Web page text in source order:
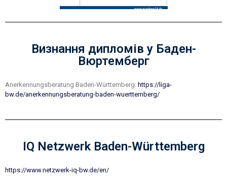
Визнання дипломів у Баден-
Вюртемберг
Anerkennungsberatung Baden-Württemberg: https://liga-
bw.de/anerkennungsberatung-baden-wuerttemberg/
IQ Netzwerk Baden-Württemberg
https://www.netzwerk-iq-bw.de/en/